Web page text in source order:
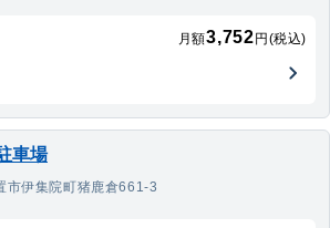
月額3,752 円(税込)
車場
市伊集院町猪鹿倉661-3